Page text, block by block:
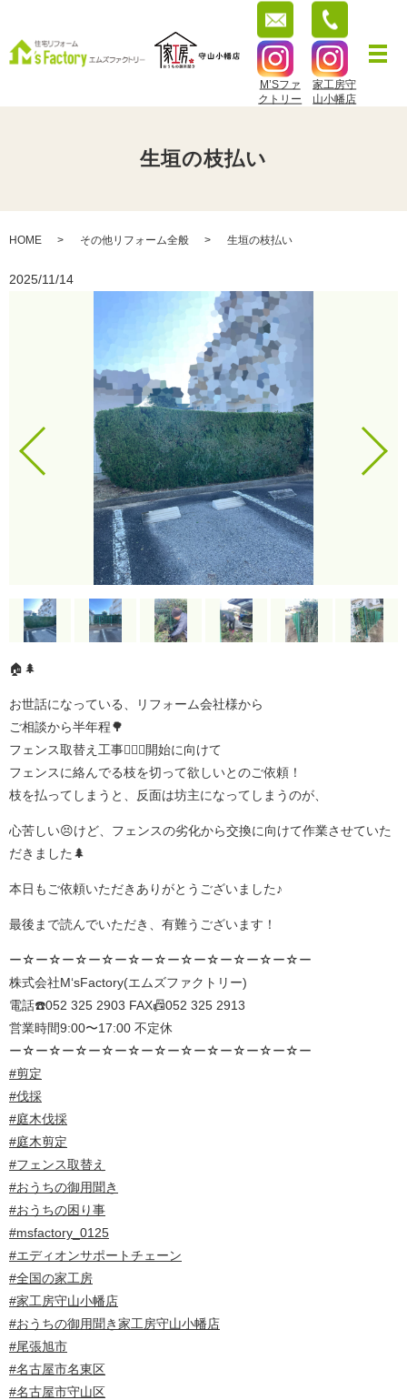
M’Sファ
クトリー
家工房守
山小幡店
生垣の枝払い
HOME その他リフォーム全般 生垣の枝払い
2025/11/14
🏠🌲
お世話になっている、リフォーム会社様から
ご相談から半年程🌳
フェンス取替え工事👷🏻‍♀️開始に向けて
フェンスに絡んでる枝を切って欲しいとのご依頼！
枝を払ってしまうと、反面は坊主になってしまうのが、
心苦しい😣けど、フェンスの劣化から交換に向けて作業させていた
だきました🌲
本日もご依頼いただきありがとうございました♪
最後まで読んでいただき、有難うございます！
ー☆ー☆ー☆ー☆ー☆ー☆ー☆ー☆ー☆ー☆ー☆ー
株式会社M‘sFactory(エムズファクトリー)
電話☎️052 325 2903 FAX📠052 325 2913
営業時間9:00〜17:00 不定休
ー☆ー☆ー☆ー☆ー☆ー☆ー☆ー☆ー☆ー☆ー☆ー
#剪定
#伐採
#庭木伐採
#庭木剪定
#フェンス取替え
#おうちの御用聞き
#おうちの困り事
#msfactory_0125
#エディオンサポートチェーン
#全国の家工房
#家工房守山小幡店
#おうちの御用聞き家工房守山小幡店
#尾張旭市
#名古屋市名東区
#名古屋市守山区